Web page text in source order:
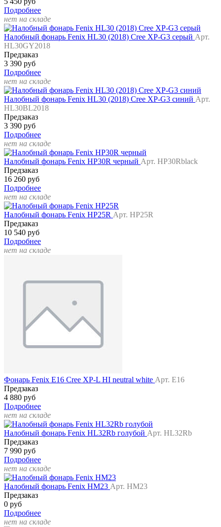
Подробнее
нет на складе
Налобный фонарь Fenix HL30 (2018) Cree XP-G3 серый Арт.
HL30GY2018
Предзаказ
3 390 руб
Подробнее
нет на складе
Налобный фонарь Fenix HL30 (2018) Cree XP-G3 синий Арт.
HL30BL2018
Предзаказ
3 390 руб
Подробнее
нет на складе
Налобный фонарь Fenix HP30R черный Арт. HP30Rblack
Предзаказ
16 260 руб
Подробнее
нет на складе
Налобный фонарь Fenix HP25R Арт. HP25R
Предзаказ
10 540 руб
Подробнее
нет на складе
Фонарь Fenix E16 Cree XP-L HI neutral white Арт. E16
Предзаказ
4 880 руб
Подробнее
нет на складе
Налобный фонарь Fenix HL32Rb голубой Арт. HL32Rb
Предзаказ
7 990 руб
Подробнее
нет на складе
Налобный фонарь Fenix HM23 Арт. HM23
Предзаказ
0 руб
Подробнее
нет на складе